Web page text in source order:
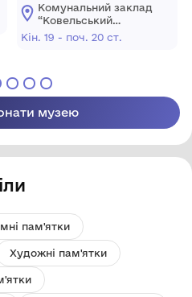
Комунальний заклад
“Ковельський
історичний музей”
Кін. 19 - поч. 20 ст.
музею
пам'ятки
Художні пам'ятки